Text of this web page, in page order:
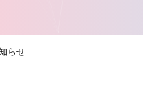
らせ